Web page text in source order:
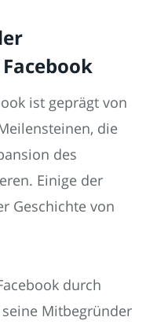
ist geprägt von
die
des
Einige der
Geschichte von
durch
Mitbegründer